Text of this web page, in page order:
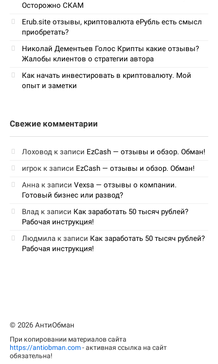
Осторожно СКАМ
Erub.site отзывы, криптовалюта еРубль есть смысл
приобретать?
Николай Дементьев Голос Крипты какие отзывы?
Жалобы клиентов о стратегии автора
Как начать инвестировать в криптовалюту. Мой
опыт и заметки
Свежие комментарии
Лоховод к записи EzCash — отзывы и обзор. Обман!
игрок к записи EzCash — отзывы и обзор. Обман!
Анна к записи Vexsa — отзывы о компании.
Готовый бизнес или развод?
Влад к записи Как заработать 50 тысяч рублей?
Рабочая инструкция!
Людмила к записи Как заработать 50 тысяч рублей?
Рабочая инструкция!
© 2026 АнтиОбман
При копировании материалов сайта
https://antiobman.com- активная ссылка на сайт
обязательна!